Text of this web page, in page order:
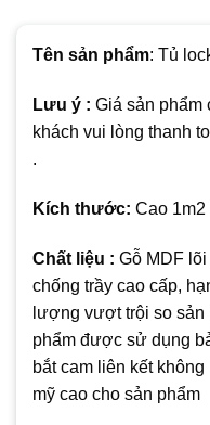
Tên sản phẩm: Tủ
Lưu ý : Giá sản phẩm
khách vui lòng thanh
.
Kích thước: Cao
Chất liệu : Gỗ MDF
chống trầy cao cấp,
lượng vượt trội so
phẩm được sử dụng
bắt cam liên kết
mỹ cao cho sản phẩm